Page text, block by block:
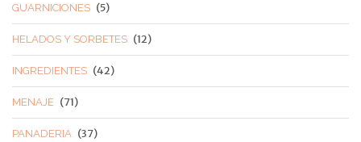
GUARNICIONES (5)
HELADOS Y SORBETES (12)
INGREDIENTES (42)
MENAJE (71)
PANADERIA (37)